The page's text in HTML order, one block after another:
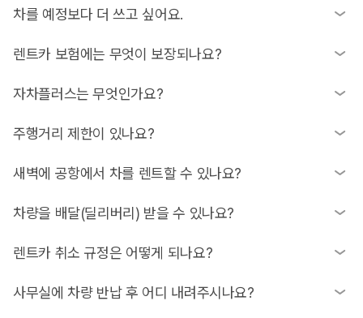
을 누리실 수 있어요. 구체적인 내용은 '혜택존' 페이지를 확인해
조기 반납은 가능하지만, 대부분의 업체는 사용하지 않은 시간에
시는 것이 좋아요.
차를 예정보다 더 쓰고 싶어요.
렌트카 업체에 직접 연락하여 이용 시간 연장이 가능한지 확인해
비용은 현장에서 납부하실 수 있어요.
렌트카 보험에는 무엇이 보장되나요?
일반적으로 대인, 대물, 자손 항목과 차량손해면책제도(CDW)가
내역과 자기부담금 조건을 반드시 꼼꼼히 확인하세요.
자차플러스는 무엇인가요?
사고 시 고객이 부담해야 할 자기부담금을 면제하거나 크게 낮춰
리아를 통해 제공되는 서비스이니 관련 문의는 그쪽으로 해주시
주행거리 제한이 있나요?
괌 렌트카는 대부분 주행거리가 무제한이지만, 특정 업체나 차종
리 정책을 확인해 보세요.
새벽에 공항에서 차를 렌트할 수 있나요?
물론이에요! 특히 괌 닛산렌터카(괌 닛산렌트)는 24시간 운영되
괌 공항 렌트카 업체 중 하나랍니다.
차량을 배달(딜리버리) 받을 수 있나요?
아쉽지만 차량을 직접 배달해 드리는 서비스는 없어요. 대신 괌
렌트카 업체들은 공항에서 직원이 고객님을 만나 사무실까지 픽
렌트카 취소 규정은 어떻게 되나요?
취소 규정은 업체마다 매우 달라요. 일반적으로 '인수 24시간 전
사무실에 차량 반납 후 어디 내려주시나요?